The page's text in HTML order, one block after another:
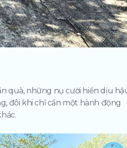
quà, những nụ cười hiền dịu
đôi khi chỉ cần một hành động